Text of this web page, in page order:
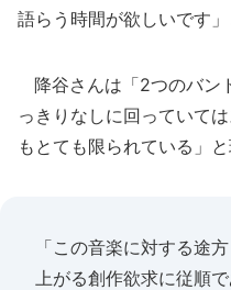
語らう時間が欲しいです」
降谷さんは「2つのバン
っきりなしに回っていて
もとても限られている」と
「この音楽に対する途
上がる創作欲求に従順